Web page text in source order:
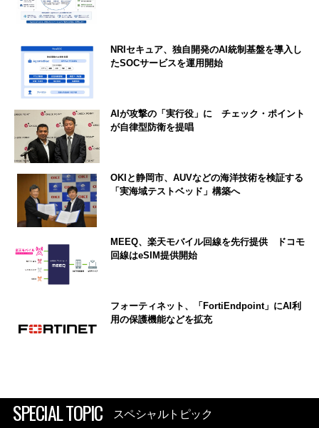
NRIセキュア、独自開発のAI統制基盤を導入し
たSOCサービスを運用開始
AIが攻撃の「実行役」に チェック・ポイント
が自律型防衛を提唱
OKIと静岡市、AUVなどの海洋技術を検証する
「実海域テストベッド」構築へ
MEEQ、楽天モバイル回線を先行提供 ドコモ
回線はeSIM提供開始
フォーティネット、「FortiEndpoint」にAI利
用の保護機能などを拡充
SPECIAL TOPIC スペシャルトピック